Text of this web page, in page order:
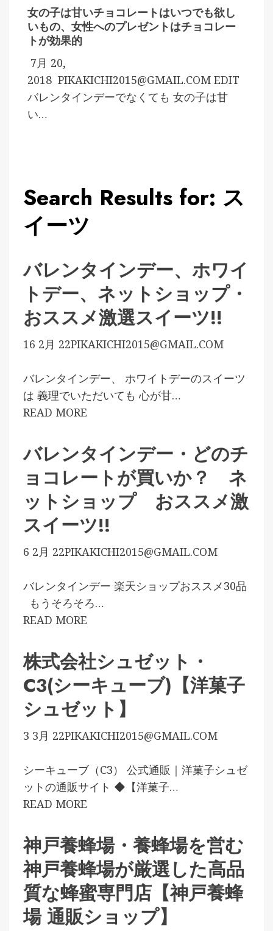
女の子は甘いチョコレートはいつでも欲し
いもの、女性へのプレゼントはチョコレー
トが効果的
7月 20,
2018 PIKAKICHI2015@GMAIL.COM EDIT
バレンタインデーでなくても 女の子は甘
い…
Search Results for: ス
イーツ
バレンタインデー、ホワイ
トデー、ネットショップ・
おススメ激選スイーツ!!
16 2月 22PIKAKICHI2015@GMAIL.COM
バレンタインデー、 ホワイトデーのスイーツ
は 義理でいただいても 心が甘…
READ MORE
バレンタインデー・どのチ
ョコレートが買いか？ ネ
ットショップ おススメ激
スイーツ!!
6 2月 22PIKAKICHI2015@GMAIL.COM
バレンタインデー 楽天ショップおススメ30品
もうそろそろ…
READ MORE
株式会社シュゼット・
C3(シーキューブ)【洋菓子
シュゼット】
3 3月 22PIKAKICHI2015@GMAIL.COM
シーキューブ（C3） 公式通販｜洋菓子シュゼ
ットの通販サイト ◆【洋菓子…
READ MORE
神戸養蜂場・養蜂場を営む
神戸養蜂場が厳選した高品
質な蜂蜜専門店【神戸養蜂
場 通販ショップ】